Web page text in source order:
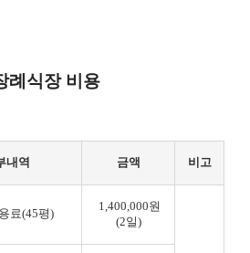
례식장 비용
내역 금액 비고
료(45평)
1,400,000원
(2일)